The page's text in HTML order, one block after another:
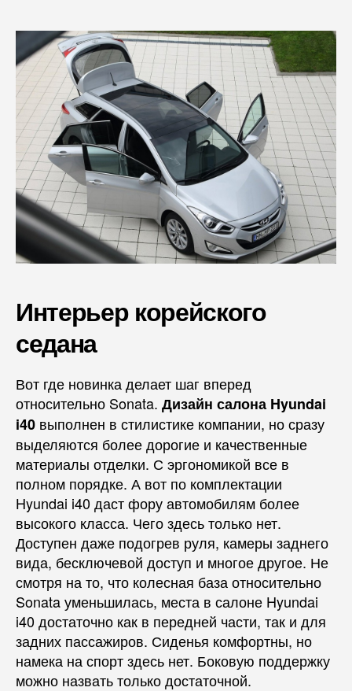
Интерьер корейского
седана
Вот где новинка делает шаг вперед
относительно Sonata. Дизайн салона Hyundai
i40 выполнен в стилистике компании, но сразу
выделяются более дорогие и качественные
материалы отделки. С эргономикой все в
полном порядке. А вот по комплектации
Hyundai i40 даст фору автомобилям более
высокого класса. Чего здесь только нет.
Доступен даже подогрев руля, камеры заднего
вида, бесключевой доступ и многое другое. Не
смотря на то, что колесная база относительно
Sonata уменьшилась, места в салоне Hyundai
i40 достаточно как в передней части, так и для
задних пассажиров. Сиденья комфортны, но
намека на спорт здесь нет. Боковую поддержку
можно назвать только достаточной.